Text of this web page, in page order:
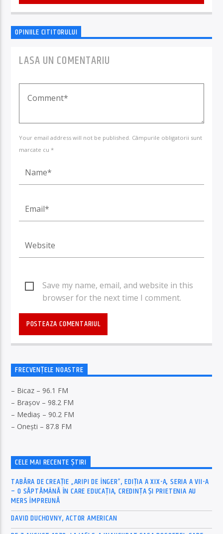
OPINIILE CITITORULUI
LASA UN COMENTARIU
Your email address will not be published. Câmpurile obligatorii sunt
marcate cu *
Save my name, email, and website in this
browser for the next time I comment.
FRECVENȚELE NOASTRE
– Bicaz – 96.1 FM
– Brașov – 98.2 FM
– Mediaș – 90.2 FM
– Onești – 87.8 FM
CELE MAI RECENTE ȘTIRI
TABĂRA DE CREAȚIE „ARIPI DE ÎNGER”, EDIȚIA A XIX-A, SERIA A VII-A
– O SĂPTĂMÂNĂ ÎN CARE EDUCAȚIA, CREDINȚA ȘI PRIETENIA AU
MERS ÎMPREUNĂ
DAVID DUCHOVNY, ACTOR AMERICAN